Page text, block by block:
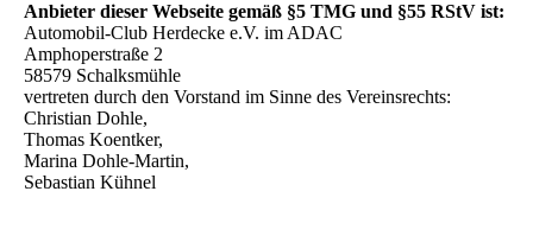
Anbieter dieser Webseite gemäß §5 TMG und §55 RStV ist:
Automobil-Club Herdecke e.V. im ADAC
Amphoperstraße 2
58579 Schalksmühle
vertreten durch den Vorstand im Sinne des Vereinsrechts:
Christian Dohle,
Thomas Koentker,
Marina Dohle-Martin,
Sebastian Kühnel